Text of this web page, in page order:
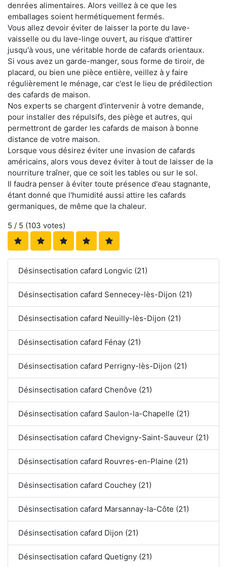
denrées alimentaires. Alors veillez à ce que les
emballages soient hermétiquement fermés.
Vous allez devoir éviter de laisser la porte du lave-
vaisselle ou du lave-linge ouvert, au risque d'attirer
jusqu'à vous, une véritable horde de cafards orientaux.
Si vous avez un garde-manger, sous forme de tiroir, de
placard, ou bien une pièce entière, veillez à y faire
régulièrement le ménage, car c'est le lieu de prédilection
des cafards de maison.
Nos experts se chargent d'intervenir à votre demande,
pour installer des répulsifs, des piège et autres, qui
permettront de garder les cafards de maison à bonne
distance de votre maison.
Lorsque vous désirez éviter une invasion de cafards
américains, alors vous devez éviter à tout de laisser de la
nourriture traîner, que ce soit les tables ou sur le sol.
Il faudra penser à éviter toute présence d'eau stagnante,
étant donné que l'humidité aussi attire les cafards
germaniques, de même que la chaleur.
5 / 5 (103 votes)
Désinsectisation cafard Longvic (21)
Désinsectisation cafard Sennecey-lès-Dijon (21)
Désinsectisation cafard Neuilly-lès-Dijon (21)
Désinsectisation cafard Fénay (21)
Désinsectisation cafard Perrigny-lès-Dijon (21)
Désinsectisation cafard Chenôve (21)
Désinsectisation cafard Saulon-la-Chapelle (21)
Désinsectisation cafard Chevigny-Saint-Sauveur (21)
Désinsectisation cafard Rouvres-en-Plaine (21)
Désinsectisation cafard Couchey (21)
Désinsectisation cafard Marsannay-la-Côte (21)
Désinsectisation cafard Dijon (21)
Désinsectisation cafard Quetigny (21)